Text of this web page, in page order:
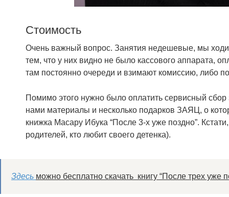
Стоимость
Очень важный вопрос. Занятия недешевые, мы
тем, что у них видно не было кассового аппарата,
там постоянно очереди и взимают комиссию, либо
Помимо этого нужно было оплатить сервисный
нами материалы и несколько подарков ЗАЯЦ, о
книжка Масару Ибука “После 3-х уже поздно”.
родителей, кто любит своего детенка).
Здесь можно бесплатно скачать книгу “После трех уже